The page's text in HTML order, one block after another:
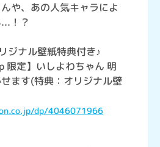
や、あの人気キャラによ
！？
ジナル壁紙特典付き♪
限定】いしよわちゃん 明
ます(特典：オリジナル壁
dp/4046071966